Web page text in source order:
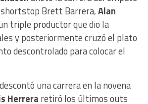
Brett Barrera,Alan
triple productor que dio la
y posteriormente cruzó el plato
descontrolado para colocar el
una carrera en la novena
Herrera retiró los últimos outs